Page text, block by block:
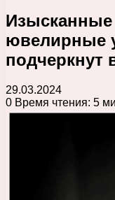
ювелирные
подчеркнут
29.03.2024
0 Время чтения: 5